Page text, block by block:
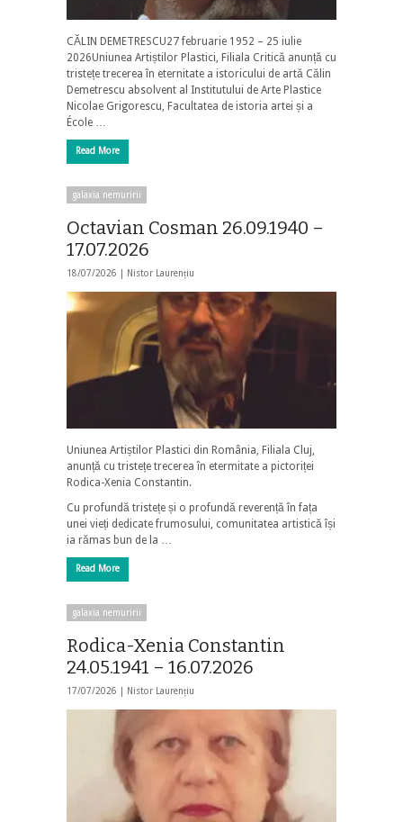
CĂLIN DEMETRESCU27 februarie 1952 – 25 iulie
2026Uniunea Artiștilor Plastici, Filiala Critică anunță cu
tristețe trecerea în eternitate a istoricului de artă Călin
Demetrescu absolvent al Institutului de Arte Plastice
Nicolae Grigorescu, Facultatea de istoria artei și a
École …
Read More
galaxia nemuririi
Octavian Cosman 26.09.1940 –
17.07.2026
18/07/2026 | Nistor Laurențiu
Uniunea Artiștilor Plastici din România, Filiala Cluj,
anunță cu tristețe trecerea în etermitate a pictoriței
Rodica-Xenia Constantin.
Cu profundă tristețe și o profundă reverență în fața
unei vieți dedicate frumosului, comunitatea artistică își
ia rămas bun de la …
Read More
galaxia nemuririi
Rodica-Xenia Constantin
24.05.1941 – 16.07.2026
17/07/2026 | Nistor Laurențiu